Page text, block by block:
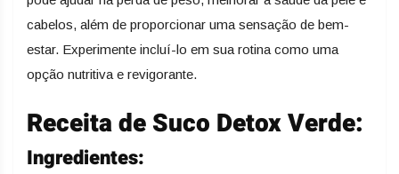
cabelos, além de proporcionar uma sensação de bem-
estar. Experimente incluí-lo em sua rotina como uma
opção nutritiva e revigorante.
Receita de Suco Detox Verde:
Ingredientes: